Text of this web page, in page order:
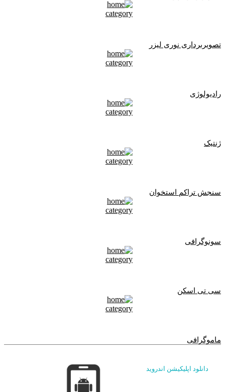
تصویربرداری نوری لیزر
رادیولوژی
ژنتیک
سنجش تراکم استخوان
سونوگرافی
سی تی اسکن
ماموگرافی
دانلود اپلیکیشن اندروید